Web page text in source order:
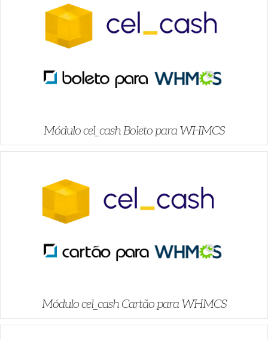
Módulo cel_cash Boleto para WHMCS
Módulo cel_cash Cartão para WHMCS